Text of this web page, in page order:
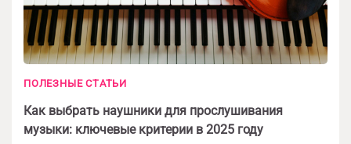
ПОЛЕЗНЫЕ СТАТЬИ
Как выбрать наушники для прослушивания
музыки: ключевые критерии в 2025 году